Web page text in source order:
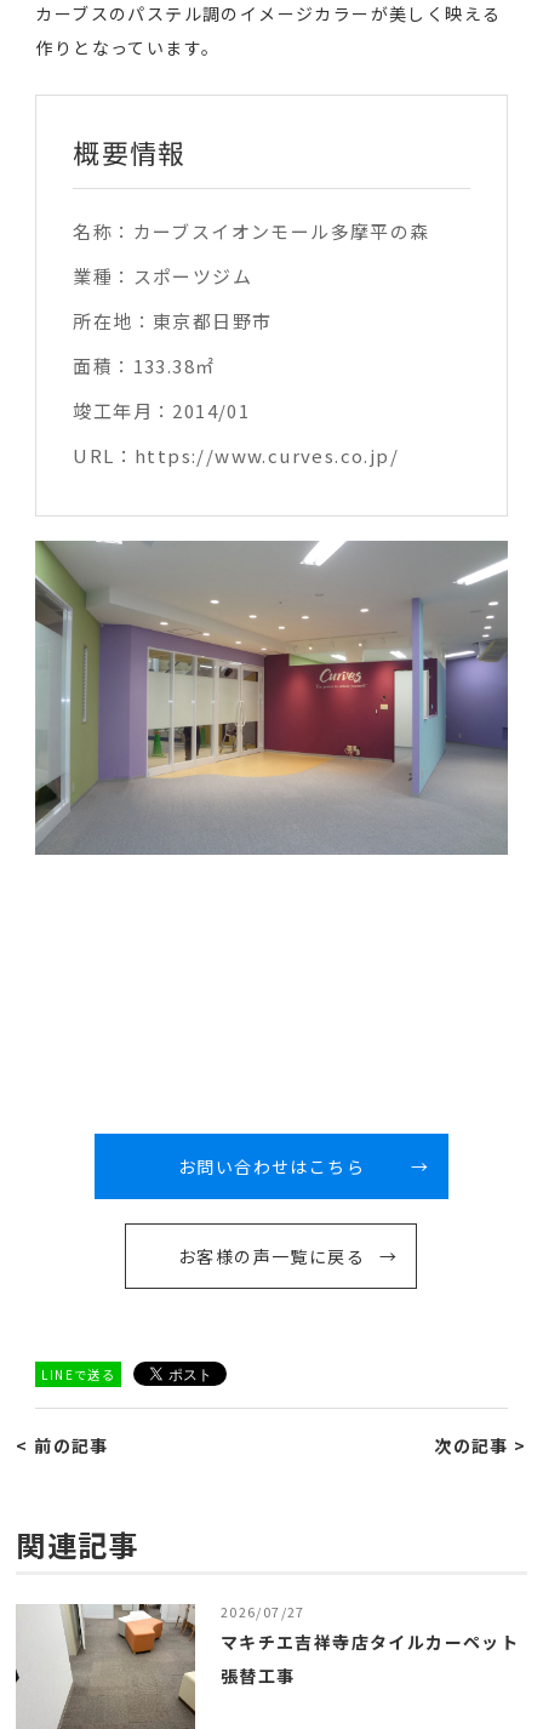
カーブスのパステル調のイメージカラーが美しく映える
作りとなっています。
概要情報
名称： カーブスイオンモール多摩平の森
業種： スポーツジム
所在地： 東京都日野市
面積： 133.38㎡
竣工年月： 2014/01
URL： https://www.curves.co.jp/
お問い合わせはこちら
お客様の声一覧に戻る
LINEで送る
< 前の記事 次の記事 >
関連記事
2026/07/27
マキチエ吉祥寺店タイルカーペット
張替工事